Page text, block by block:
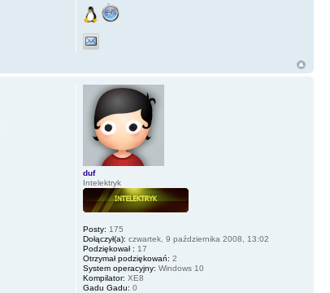
duf
Intelektryk
Posty: 175
Dołączył(a): czwartek, 9 października 2008, 13:02
Podziękował : 17
Otrzymał podziękowań: 2
System operacyjny: Windows 10
Kompilator: XE8
Gadu Gadu: 0